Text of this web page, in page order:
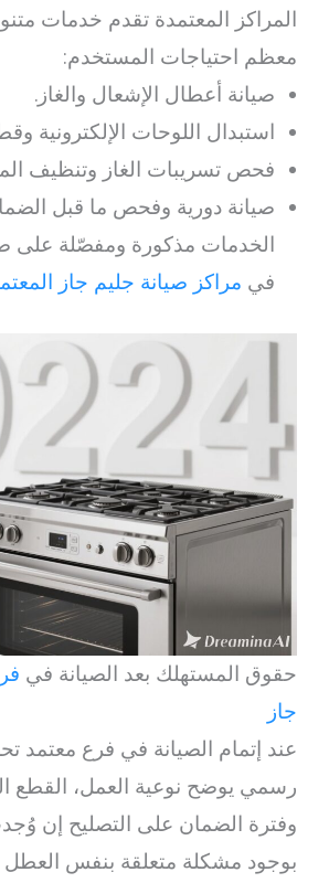
المراكز المعتمدة تقدم خدمات
معظم احتياجات المستخدم:
صيانة أعطال الإشعال والغاز.
استبدال اللوحات الإلكترونية
فحص تسريبات الغاز وتنظيف
صيانة دورية وفحص ما قبل
الخدمات مذكورة ومفصّلة على
في مراكز صيانة جليم جاز
حقوق المستهلك بعد الصيانة في
جاز
عند إتمام الصيانة في فرع معتمد
رسمي يوضح نوعية العمل، القطع
وفترة الضمان على التصليح إن
بوجود مشكلة متعلقة بنفس العطل